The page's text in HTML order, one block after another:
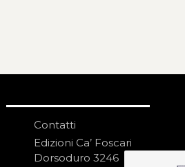
Contatti
Edizioni Ca’ Foscari
Dorsoduro 3246